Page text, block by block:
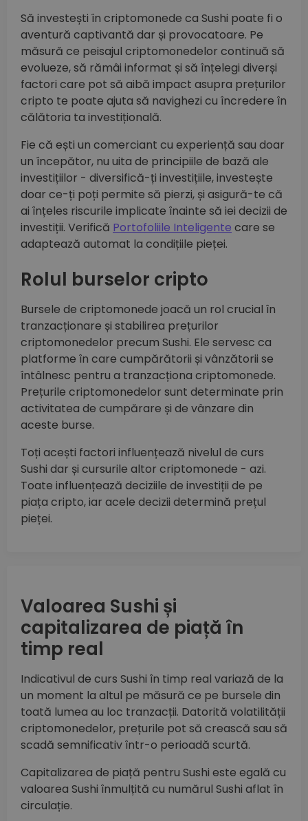
Să investești în criptomonede ca Sushi poate fi o
aventură captivantă dar și provocatoare. Pe
măsură ce peisajul criptomonedelor continuă să
evolueze, să rămâi informat și să înțelegi diverși
factori care pot să aibă impact asupra prețurilor
cripto te poate ajuta să navighezi cu încredere în
călătoria ta investițională.
Fie că ești un comerciant cu experiență sau doar
un începător, nu uita de principiile de bază ale
investițiilor - diversifică-ți investițiile, investește
doar ce-ți poți permite să pierzi, și asigură-te că
ai înțeles riscurile implicate înainte să iei decizii de
investiții. Verifică Portofoliile Inteligente care se
adaptează automat la condițiile pieței.
Rolul burselor cripto
Bursele de criptomonede joacă un rol crucial în
tranzacționare și stabilirea prețurilor
criptomonedelor precum Sushi. Ele servesc ca
platforme în care cumpărătorii și vânzătorii se
întâlnesc pentru a tranzacționa criptomonede.
Prețurile criptomonedelor sunt determinate prin
activitatea de cumpărare și de vânzare din
aceste burse.
Toți acești factori influențează nivelul de curs
Sushi dar și cursurile altor criptomonede - azi.
Toate influențează deciziile de investiții de pe
piața cripto, iar acele decizii determină prețul
pieței.
Valoarea Sushi și
capitalizarea de piață în
timp real
Indicativul de curs Sushi în timp real variază de la
un moment la altul pe măsură ce pe bursele din
toată lumea au loc tranzacții. Datorită volatilității
criptomonedelor, prețurile pot să crească sau să
scadă semnificativ într-o perioadă scurtă.
Capitalizarea de piață pentru Sushi este egală cu
valoarea Sushi înmulțită cu numărul Sushi aflat în
circulație.